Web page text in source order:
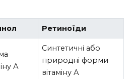
Ретиноїди
А
Синтетичні або
природні форми
вітаміну А